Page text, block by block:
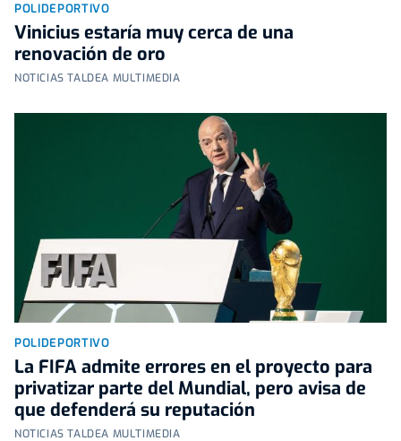
POLIDEPORTIVO
Vinicius estaría muy cerca de una
renovación de oro
NOTICIAS TALDEA MULTIMEDIA
POLIDEPORTIVO
La FIFA admite errores en el proyecto para
privatizar parte del Mundial, pero avisa de
que defenderá su reputación
NOTICIAS TALDEA MULTIMEDIA